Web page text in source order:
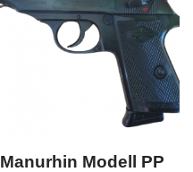
Manurhin Modell PP